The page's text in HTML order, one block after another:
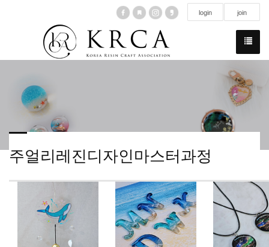
login join
주얼리레진디자인마스터과정